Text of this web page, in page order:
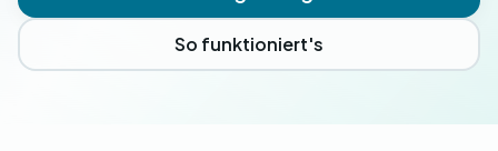
So funktioniert's